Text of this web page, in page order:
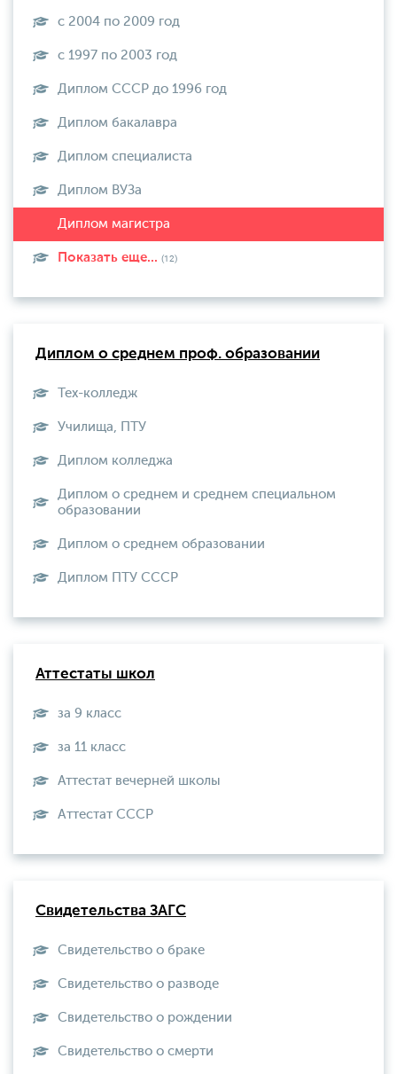
с 2004 по 2009 год
с 1997 по 2003 год
Диплом СССР до 1996 год
Диплом бакалавра
Диплом специалиста
Диплом ВУЗа
Показать еще... (12)
Диплом о среднем проф. образовании
Тех-колледж
Училища, ПТУ
Диплом колледжа
Диплом о среднем и среднем специальном
образовании
Диплом о среднем образовании
Диплом ПТУ СССР
Аттестаты школ
за 9 класс
за 11 класс
Аттестат вечерней школы
Aттестат СССР
Свидетельства ЗАГС
Свидетельство о браке
Свидетельство о разводе
Свидетельство о рождении
Свидетельство о смерти